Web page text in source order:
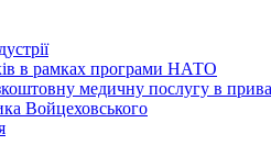
в рамках програми НАТО
медичну послугу в
Войцеховського